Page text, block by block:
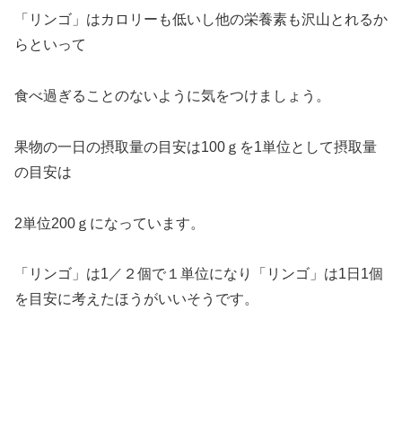
「リンゴ」はカロリーも低いし他の栄養素も沢山とれるか
らといって
食べ過ぎることのないように気をつけましょう。
果物の一日の摂取量の目安は100ｇを1単位として摂取量
の目安は
2単位200ｇになっています。
「リンゴ」は1／２個で１単位になり「リンゴ」は1日1個
を目安に考えたほうがいいそうです。